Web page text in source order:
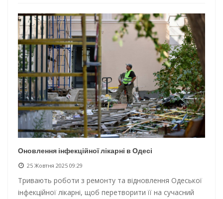
Оновлення інфекційної лікарні в Одесі
25 Жовтня 2025 09:29
Тривають роботи з ремонту та відновлення Одеської
інфекційної лікарні, щоб перетворити її на сучасний